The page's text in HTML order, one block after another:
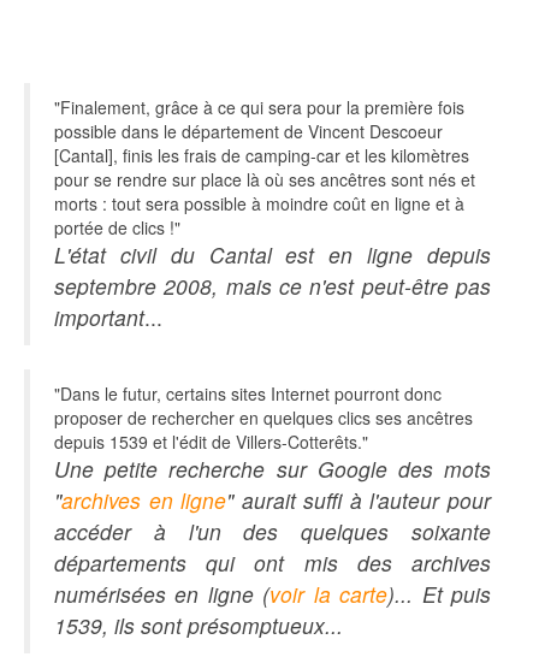
"Finalement, grâce à ce qui sera pour la première fois
possible dans le département de Vincent Descoeur
[Cantal], finis les frais de camping-car et les kilomètres
pour se rendre sur place là où ses ancêtres sont nés et
morts : tout sera possible à moindre coût en ligne et à
portée de clics !"
L'état civil du Cantal est en ligne depuis
septembre 2008, mais ce n'est peut-être pas
important...
"Dans le futur, certains sites Internet pourront donc
proposer de rechercher en quelques clics ses ancêtres
depuis 1539 et l'édit de Villers-Cotterêts."
Une petite recherche sur Google des mots
"archives en ligne" aurait suffi à l'auteur pour
accéder à l'un des quelques soixante
départements qui ont mis des archives
numérisées en ligne (voir la carte)... Et puis
1539, ils sont présomptueux...